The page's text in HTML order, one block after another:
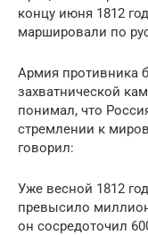
концу июня 1812
маршировали по
Армия противника
захватнической
понимал, что
стремлении к
говорил:
Уже весной 1812
превысило
он сосредоточил